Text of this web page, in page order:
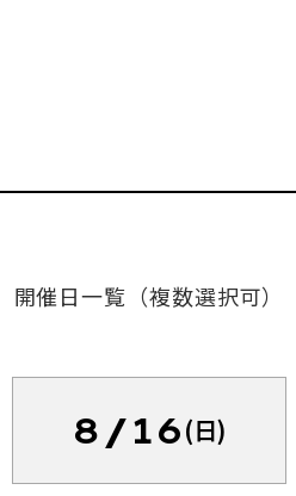
開催日一覧（複数選択可）
8/16(日)